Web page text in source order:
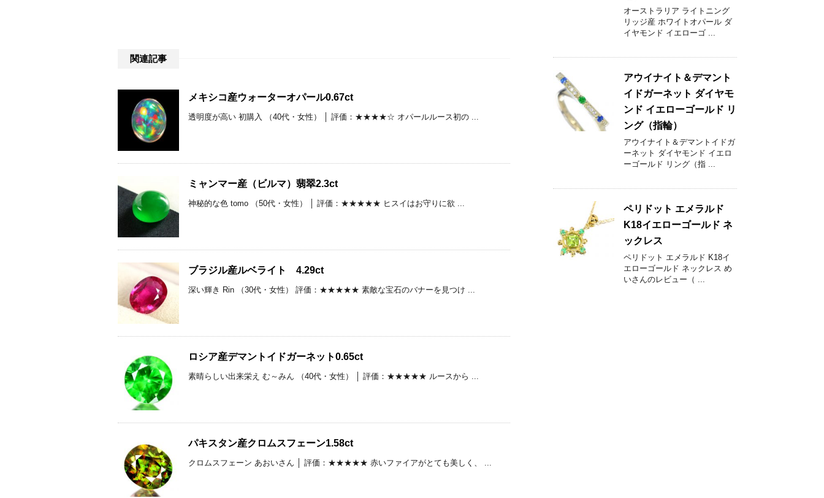
関連記事
メキシコ産ウォーターオパール0.67ct
透明度が高い 初購入 （40代・女性） │ 評価：★★★★☆ オパールルース初の ...
ミャンマー産（ビルマ）翡翠2.3ct
神秘的な色 tomo （50代・女性） │ 評価：★★★★★ ヒスイはお守りに欲 ...
ブラジル産ルベライト 4.29ct
深い輝き Rin （30代・女性） 評価：★★★★★ 素敵な宝石のバナーを見つけ ...
ロシア産デマントイドガーネット0.65ct
素晴らしい出来栄え む～みん （40代・女性） │ 評価：★★★★★ ルースから ...
パキスタン産クロムスフェーン1.58ct
クロムスフェーン あおいさん │ 評価：★★★★★ 赤いファイアがとても美しく、 ...
オーストラリア ライトニング
リッジ産 ホワイトオパール ダ
イヤモンド イエローゴ ...
アウイナイト＆デマント
イドガーネット ダイヤモ
ンド イエローゴールド リ
ング（指輪）
アウイナイト＆デマントイドガ
ーネット ダイヤモンド イエロ
ーゴールド リング（指 ...
ペリドット エメラルド
K18イエローゴールド ネ
ックレス
ペリドット エメラルド K18イ
エローゴールド ネックレス め
いさんのレビュー（ ...